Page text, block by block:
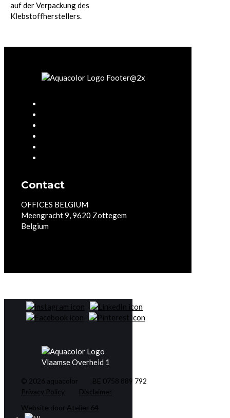
auf der Verpackung des
Klebstoffherstellers.
Contact
OFFICES BELGIUM
Meengracht 9, 9620 Zottegem
Belgium
© 2026 aquacolor
BE 0758 889 792
Privacy Policy
Disclaimer
Website door Atelier 64